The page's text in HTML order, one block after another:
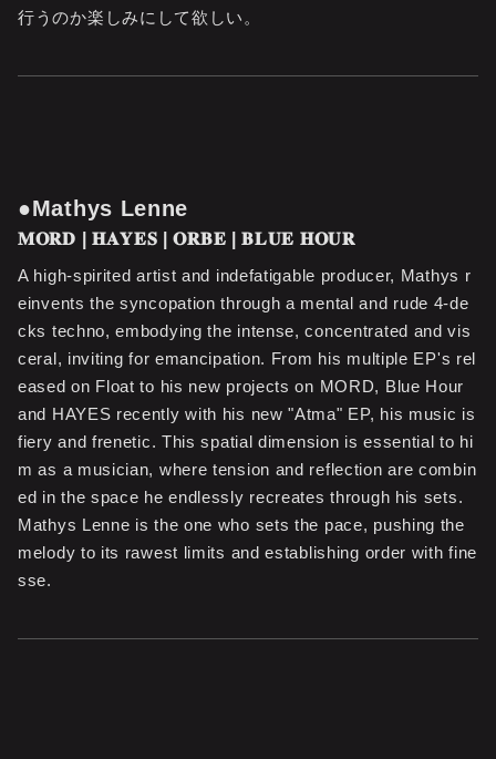
行うのか楽しみにして欲しい。
●Mathys Lenne
𝐌𝐎𝐑𝐃 | 𝐇𝐀𝐘𝐄𝐒 | 𝐎𝐑𝐁𝐄 | 𝐁𝐋𝐔𝐄 𝐇𝐎𝐔𝐑
A high-spirited artist and indefatigable producer, Mathys r
einvents the syncopation through a mental and rude 4-de
cks techno, embodying the intense, concentrated and vis
ceral, inviting for emancipation. From his multiple EP's rel
eased on Float to his new projects on MORD, Blue Hour
and HAYES recently with his new "Atma" EP, his music is
fiery and frenetic. This spatial dimension is essential to hi
m as a musician, where tension and reflection are combin
ed in the space he endlessly recreates through his sets.
Mathys Lenne is the one who sets the pace, pushing the
melody to its rawest limits and establishing order with fine
sse.